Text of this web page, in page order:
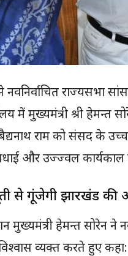
राज्यसभा
में मुख्यमंत्री श्री हेमन्त
बैद्यनाथ राम को संसद के
और उज्ज्वल कार्यकाल
से गूंजेगी झारखंड की
मुख्यमंत्री हेमन्त सोरेन ने
व्यक्त करते हुए कहा: